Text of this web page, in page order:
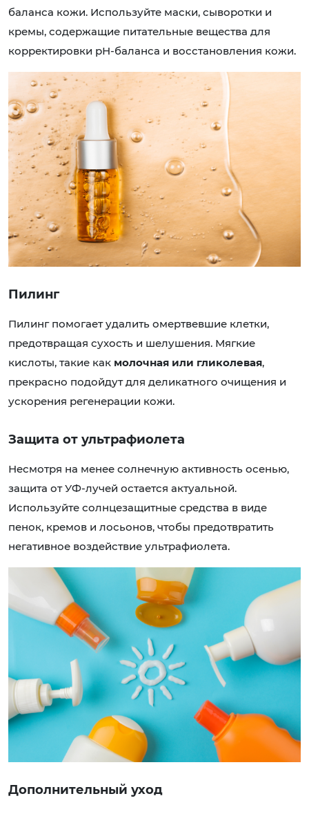
баланса кожи. Используйте маски, сыворотки и
кремы, содержащие питательные вещества для
корректировки рН-баланса и восстановления кожи.
Пилинг
Пилинг помогает удалить омертвевшие клетки,
предотвращая сухость и шелушения. Мягкие
кислоты, такие как молочная или гликолевая,
прекрасно подойдут для деликатного очищения и
ускорения регенерации кожи.
Защита от ультрафиолета
Несмотря на менее солнечную активность осенью,
защита от УФ-лучей остается актуальной.
Используйте солнцезащитные средства в виде
пенок, кремов и лосьонов, чтобы предотвратить
негативное воздействие ультрафиолета.
Дополнительный уход